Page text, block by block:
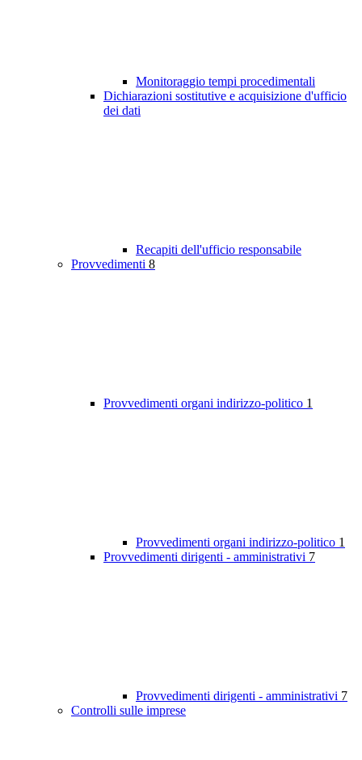
Monitoraggio tempi procedimentali
Dichiarazioni sostitutive e acquisizione d'ufficio
dei dati
Recapiti dell'ufficio responsabile
Provvedimenti 8
Provvedimenti organi indirizzo-politico 1
Provvedimenti organi indirizzo-politico 1
Provvedimenti dirigenti - amministrativi 7
Provvedimenti dirigenti - amministrativi 7
Controlli sulle imprese